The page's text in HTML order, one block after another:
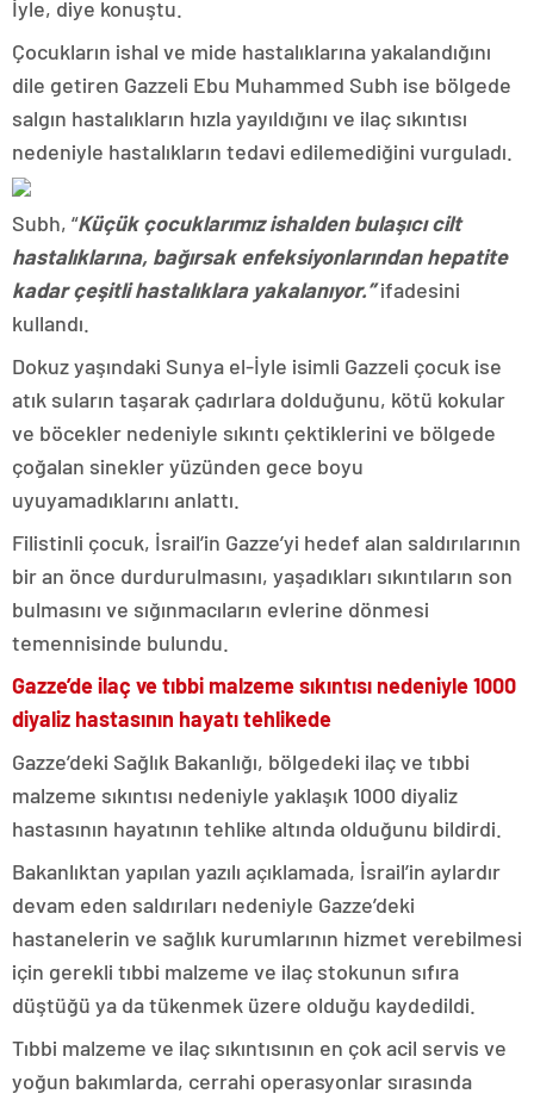
İyle, diye konuştu.
Çocukların ishal ve mide hastalıklarına yakalandığını
dile getiren Gazzeli Ebu Muhammed Subh ise bölgede
salgın hastalıkların hızla yayıldığını ve ilaç sıkıntısı
nedeniyle hastalıkların tedavi edilemediğini vurguladı.
Subh, “Küçük çocuklarımız ishalden bulaşıcı cilt
hastalıklarına, bağırsak enfeksiyonlarından hepatite
kadar çeşitli hastalıklara yakalanıyor.”ifadesini
kullandı.
Dokuz yaşındaki Sunya el-İyle isimli Gazzeli çocuk ise
atık suların taşarak çadırlara dolduğunu, kötü kokular
ve böcekler nedeniyle sıkıntı çektiklerini ve bölgede
çoğalan sinekler yüzünden gece boyu
uyuyamadıklarını anlattı.
Filistinli çocuk, İsrail’in Gazze’yi hedef alan saldırılarının
bir an önce durdurulmasını, yaşadıkları sıkıntıların son
bulmasını ve sığınmacıların evlerine dönmesi
temennisinde bulundu.
Gazze’de ilaç ve tıbbi malzeme sıkıntısı nedeniyle 1000
diyaliz hastasının hayatı tehlikede
Gazze’deki Sağlık Bakanlığı, bölgedeki ilaç ve tıbbi
malzeme sıkıntısı nedeniyle yaklaşık 1000 diyaliz
hastasının hayatının tehlike altında olduğunu bildirdi.
Bakanlıktan yapılan yazılı açıklamada, İsrail’in aylardır
devam eden saldırıları nedeniyle Gazze’deki
hastanelerin ve sağlık kurumlarının hizmet verebilmesi
için gerekli tıbbi malzeme ve ilaç stokunun sıfıra
düştüğü ya da tükenmek üzere olduğu kaydedildi.
Tıbbi malzeme ve ilaç sıkıntısının en çok acil servis ve
yoğun bakımlarda, cerrahi operasyonlar sırasında